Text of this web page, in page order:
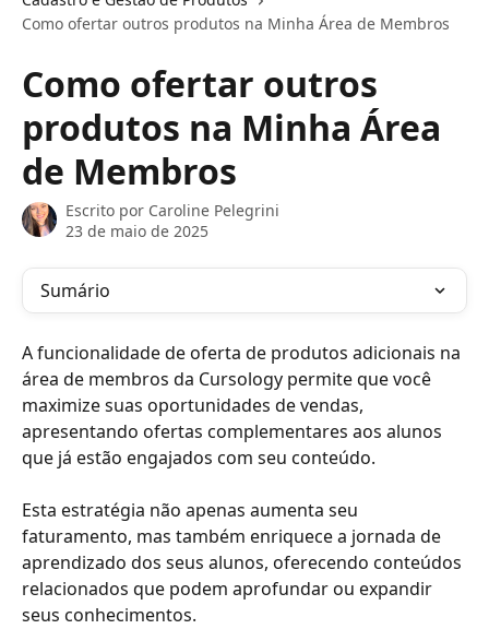
Como ofertar outros produtos na Minha Área de Membros
Como ofertar outros
produtos na Minha Área
de Membros
Escrito por Caroline Pelegrini
23 de maio de 2025
Sumário
A funcionalidade de oferta de produtos adicionais na
área de membros da Cursology permite que você
maximize suas oportunidades de vendas,
apresentando ofertas complementares aos alunos
que já estão engajados com seu conteúdo.
Esta estratégia não apenas aumenta seu
faturamento, mas também enriquece a jornada de
aprendizado dos seus alunos, oferecendo conteúdos
relacionados que podem aprofundar ou expandir
seus conhecimentos.